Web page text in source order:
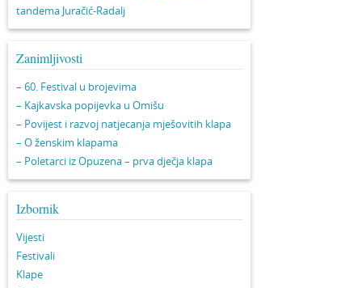
tandema Juračić-Radalj
Zanimljivosti
– 60. Festival u brojevima
– Kajkavska popijevka u Omišu
– Povijest i razvoj natjecanja mješovitih klapa
– O ženskim klapama
– Poletarci iz Opuzena – prva dječja klapa
Izbornik
Vijesti
Festivali
Klape